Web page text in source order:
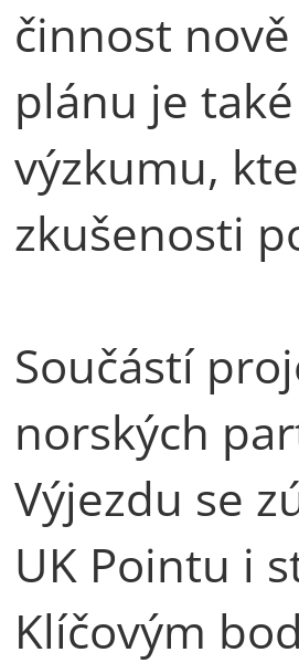
činnost
plánu je
výzkumu,
zkušenosti
Součástí
norských
Výjezdu se
UK Pointu i
Klíčovým